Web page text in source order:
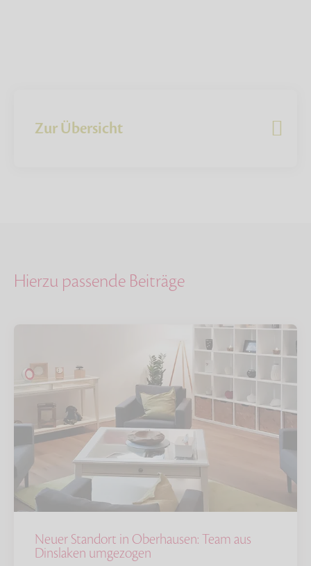
Zur Übersicht
Hierzu passende Beiträge
Neuer Standort in Oberhausen: Team aus
Dinslaken umgezogen